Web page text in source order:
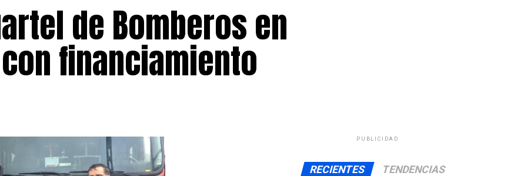
de Bomberos en
financiamiento
PUBLICIDAD
RECIENTES TENDENCIAS